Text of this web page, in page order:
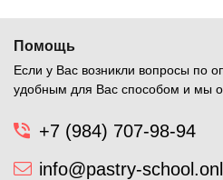
Помощь
Если у Вас возникли вопросы по
удобным для Вас способом и мы
+7 (984) 707-98-94
info@pastry-